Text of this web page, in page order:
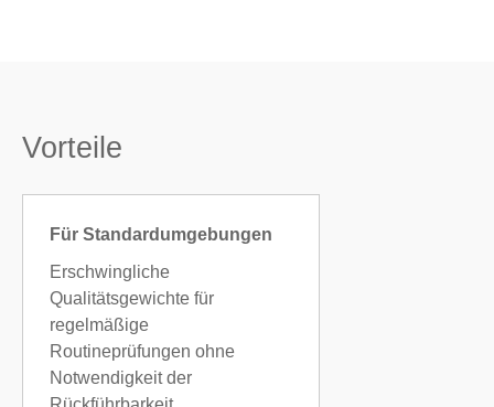
Vorteile
Für Standardumgebungen
Erschwingliche
Qualitätsgewichte für
regelmäßige
Routineprüfungen ohne
Notwendigkeit der